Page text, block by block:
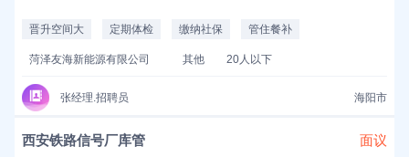
晋升空间大 定期体检 缴纳社保 管住餐补
菏泽友海新能源有限公司 其他 20人以下
张经理.招聘员 海阳市
西安铁路信号厂库管 面议